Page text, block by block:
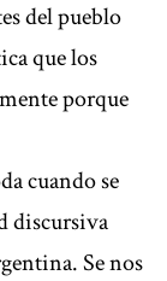
del pueblo
que los
porque
cuando se
discursiva
Se nos